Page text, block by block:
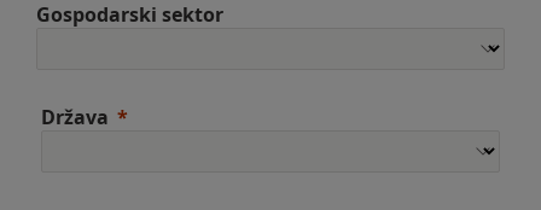
Gospodarski sektor
Država